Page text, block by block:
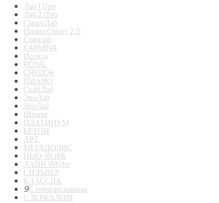
Лаб 1 Про
Лаб 2 Про
СмартЛаб
Пиано Смарт 2.0
Соналаб
KARMINA
Иссида
ROYAL
CREDOR
ПИАНО
СкайЛаб
ЭвоЛаб
ЛеоЛаб
Шторм
ПЛАТИНУМ
БЕТОН
АРТ
МЕГАПОЛИС
НЬЮ-ЙОРК
ЛАЙН White
СИЛЬВЕР
КЛАССИК
9С терморазрывом
С ЗЕРКАЛОМ